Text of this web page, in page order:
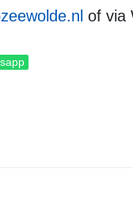
of via
BENEFOOD ACTIE